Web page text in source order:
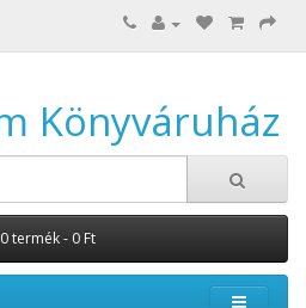
Könyváruház
0 termék - 0 Ft